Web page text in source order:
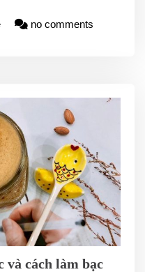
no comments
và cách làm bạc